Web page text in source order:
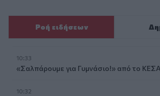
Ροή ειδήσεων
10:33
«Σαλπάρουμε για Γυμνάσιο!» από το
10:32